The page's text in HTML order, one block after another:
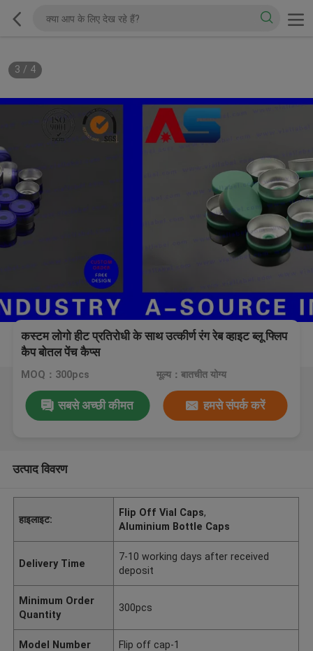
3 / 4
कस्टम लोगो हीट प्रतिरोधी के साथ उत्कीर्ण रंग रेब व्हाइट ब्लू फ्लिप
कैप बोतल पेंच कैप्स
MOQ：300pcs मूल्य：बातचीत योग्य
सबसे अच्छी कीमत हमसे संपर्क करें
उत्पाद विवरण
हाइलाइट:
Flip Off Vial Caps,
Aluminium Bottle Caps
Delivery Time
7-10 working days after received
deposit
Minimum Order
Quantity
300pcs
Model Number Flip off cap-1